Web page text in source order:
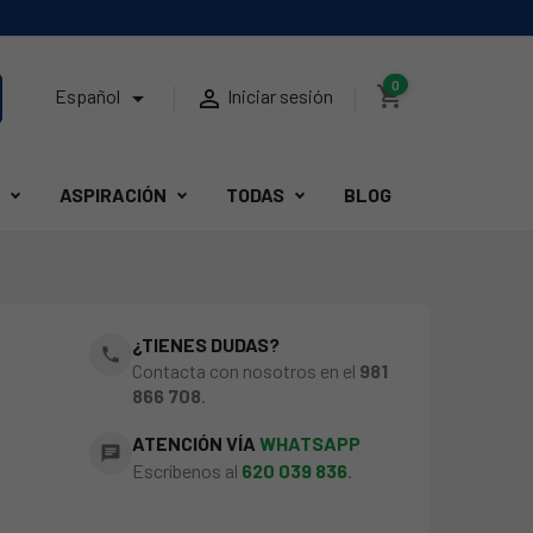
Español   Iniciar sesión shopping_cart
0
ASPIRACIÓN TODAS BLOG
phone
¿TIENES DUDAS?
Contacta con nosotros en el 981
866 708.
chat ATENCIÓN VÍAWHATSAPP
Escríbenos al 620 039 836